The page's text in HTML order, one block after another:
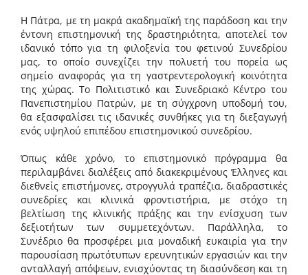
Η Πάτρα, με τη μακρά ακαδημαϊκή της παράδοση και την
έντονη επιστημονική της δραστηριότητα, αποτελεί τον
ιδανικό τόπο για τη φιλοξενία του φετινού Συνεδρίου
μας, το οποίο συνεχίζει την πολυετή του πορεία ως
σημείο αναφοράς για τη γαστρεντερολογική κοινότητα
της χώρας. Το Πολιτιστικό και Συνεδριακό Κέντρο του
Πανεπιστημίου Πατρών, με τη σύγχρονη υποδομή του,
θα εξασφαλίσει τις ιδανικές συνθήκες για τη διεξαγωγή
ενός υψηλού επιπέδου επιστημονικού συνεδρίου.
Όπως κάθε χρόνο, το επιστημονικό πρόγραμμα θα
περιλαμβάνει διαλέξεις από διακεκριμένους Έλληνες και
διεθνείς επιστήμονες, στρογγυλά τραπέζια, διαδραστικές
συνεδρίες και κλινικά φροντιστήρια, με στόχο τη
βελτίωση της κλινικής πράξης και την ενίσχυση των
δεξιοτήτων των συμμετεχόντων. Παράλληλα, το
Συνέδριο θα προσφέρει μια μοναδική ευκαιρία για την
παρουσίαση πρωτότυπων ερευνητικών εργασιών και την
ανταλλαγή απόψεων, ενισχύοντας τη διασύνδεση και τη